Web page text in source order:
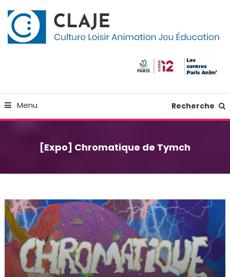
To
Content
Menu Recherche
[Expo] Chromatique de Tymch